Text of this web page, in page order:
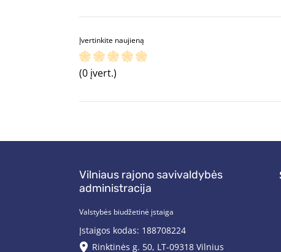
Įvertinkite naujieną
(0 įvert.)
Vilniaus rajono savivaldybės
administracija
Valstybės biudžetinė įstaiga
Įstaigos kodas: 188708224
Rinktinės g. 50, LT-09318 Vilnius